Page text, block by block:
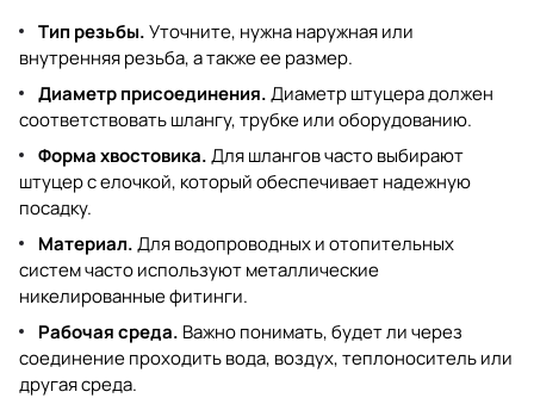
Тип резьбы.Уточните, нужна наружная или
внутренняя резьба, а также ее размер.
Диаметр присоединения.Диаметр штуцера должен
соответствовать шлангу, трубке или оборудованию.
Форма хвостовика.Для шлангов часто выбирают
штуцер с елочкой, который обеспечивает надежную
посадку.
Материал.Для водопроводных и отопительных
систем часто используют металлические
никелированные фитинги.
Рабочая среда. Важно понимать, будет ли через
соединение проходить вода, воздух, теплоноситель или
другая среда.